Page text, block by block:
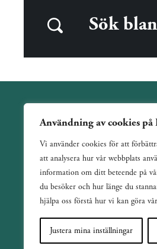
Användning av cookies
Vi använder cookies för att
att analysera hur vår webbplats
information om ditt beteende på
du besöker och hur länge du
hjälpa oss förstå hur vi kan göra
Justera mina inställningar
Sök
Wahlström & Widstrand är ett
verksamt sedan 1884. Vi har en
med ett tydligt fokus på